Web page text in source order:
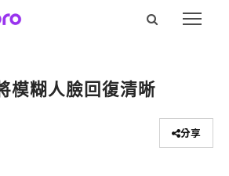
模糊人臉回復清晰
分享